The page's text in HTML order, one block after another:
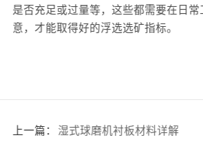
是否充足或过量等，这些都需要在日
意，才能取得好的浮选选矿指标。
上一篇： 湿式球磨机衬板材料详解